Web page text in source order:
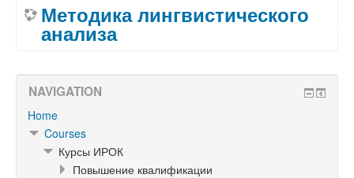
Методика лингвистического
анализа
NAVIGATION
Home
Courses
Курсы ИРОК
Повышение квалификации